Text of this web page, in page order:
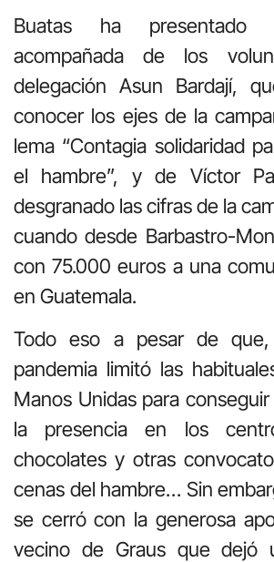
Buatas ha presentado
acompañada de los
delegación Asun Bardají,
conocer los ejes de la
lema “Contagia solidaridad
el hambre”, y de Víctor
desgranado las cifras de la
cuando desde Barbastro-
con 75.000 euros a una
en Guatemala.
Todo eso a pesar de
pandemia limitó las
Manos Unidas para
la presencia en los
chocolates y otras
cenas del hambre… Sin
se cerró con la generosa
vecino de Graus que dejó